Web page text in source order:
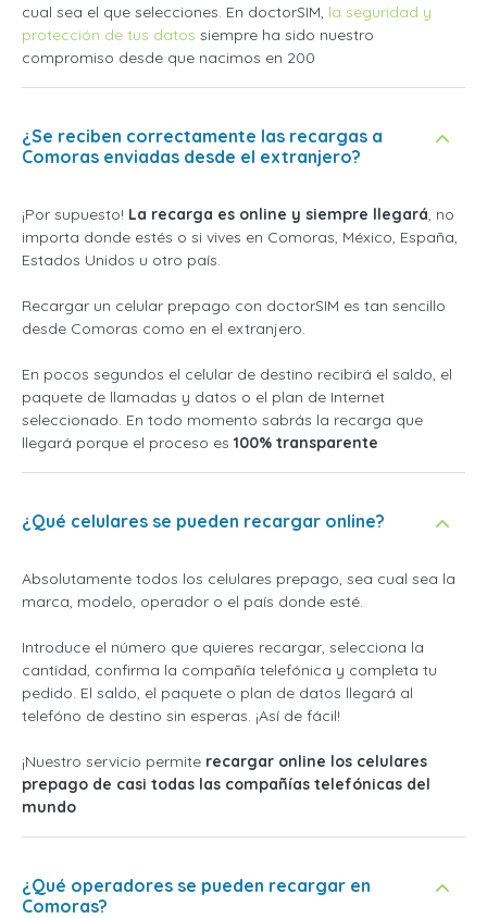
cual sea el que selecciones. En doctorSIM, la seguridad y
protección de tus datos siempre ha sido nuestro
compromiso desde que nacimos en 200
¿Se reciben correctamente las recargas a
Comoras enviadas desde el extranjero?
¡Por supuesto! La recarga es online y siempre llegará, no
importa donde estés o si vives en Comoras, México, España,
Estados Unidos u otro país.
Recargar un celular prepago con doctorSIM es tan sencillo
desde Comoras como en el extranjero.
En pocos segundos el celular de destino recibirá el saldo, el
paquete de llamadas y datos o el plan de Internet
seleccionado. En todo momento sabrás la recarga que
llegará porque el proceso es 100% transparente
¿Qué celulares se pueden recargar online?
Absolutamente todos los celulares prepago, sea cual sea la
marca, modelo, operador o el país donde esté.
Introduce el número que quieres recargar, selecciona la
cantidad, confirma la compañía telefónica y completa tu
pedido. El saldo, el paquete o plan de datos llegará al
telefóno de destino sin esperas. ¡Así de fácil!
¡Nuestro servicio permite recargar online los celulares
prepago de casi todas las compañías telefónicas del
mundo
¿Qué operadores se pueden recargar en
Comoras?